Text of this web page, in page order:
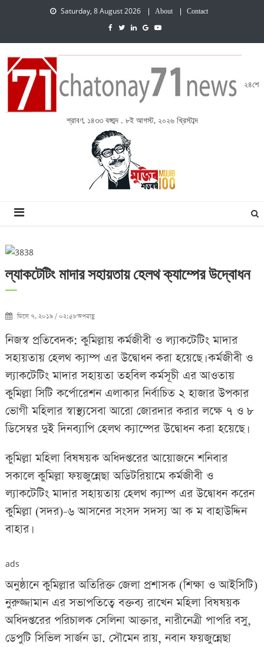
Saturday, 8 August 2026 About Contact
২৪শে
শ্রাবণ, ১৪৩৩ বঙ্গাব্দ . ৮ই আগস্ট, ২০২৬ খ্রিস্টাব্দ
ল্যাকটেটিং মাদার সহায়তায় হেলথ ক্যাম্পের উদ্বোধন
ডিসে ৭, ২০১৯ / ০২:৫৮অপরাহ্ণ
নিজস্ব প্রতিবেদক: কুমিল্লায় কর্মজীবী ও ল্যাকটেটিং মাদার
সহায়তায় হেলথ ক্যাম্প এর উদ্বোধন করা হয়েছে। কর্মজীবী ও
ল্যাকটেটিং মাদার সহায়তা তহবিল কর্মসূচী এর আওতায়
কুমিল্লা সিটি কর্পোরেশন এলাকার নির্বাচিত ২ হাজার উপকার
ভোগী মহিলার স্বাস্থ্যসেবা আরো জোরদার করার লক্ষে ৭ ও ৮
ডিসেম্বর দুই দিনব্যাপি হেলথ ক্যাম্পের উদ্বোধন করা হয়েছে।
কুমিল্লা মহিলা বিষষয়ক অধিদপ্তরের আয়োজনে শনিবার
সকালে কুমিল্লা ফয়জুন্নেছা অডিটরিয়ামে কর্মজীবী ও
ল্যাকটেটিং মাদার সহায়তায় হেলথ ক্যাম্প এর উদ্বোধন করেন
কুমিল্লা (সদর)-৬ আসনের সংসদ সদস্য আ ক ম বাহাউদ্দিন
বাহার।
ads
অনুষ্ঠানে কুমিল্লার অতিরিক্ত জেলা প্রশাসক (শিক্ষা ও আইসিটি)
নুরুজ্জামান এর সভাপতিত্বে বক্তব্য রাখেন মহিলা বিষষয়ক
অধিদপ্তরের পরিচালক সেলিনা আক্তার, নারীনেত্রী পাপরি বসু,
ডেপুটি সিভিল সার্জন ডা. সৌমেন রায়, নবান ফয়জুন্নেছা